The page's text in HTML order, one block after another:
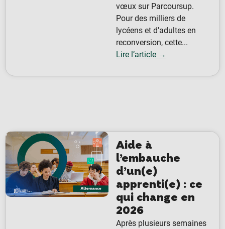
vœux sur Parcoursup.
Pour des milliers de
lycéens et d'adultes en
reconversion, cette...
Lire l’article →
Aide à
l’embauche
d’un(e)
apprenti(e) : ce
qui change en
2026
Après plusieurs semaines